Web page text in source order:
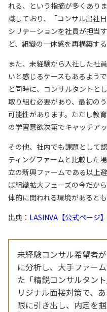
れる、という指摘が多くあり
識しており、「コンサル出社
シリテーションを社員が担当
ど、組織の一体感を再構築す
また、未経験から入社した社
いと感じるケースもあるよう
と同時に、コンサルタントと
取り組む必要があり、最初の
可能性があります。ただし教
の学習意欲次第でキャッチア
その他、社内でも課題として
ティングファームと比較した
立の新興ファームである以上
ば組織拡大フェーズの今だか
体的に関われる環境があるとも
出典： LASINVA【公式ペー
未経験コンサル希望者
に分析し、大手ファー
た「精鋭コンサルタン
リジナル面接対策で、
限に引き出し、内定を